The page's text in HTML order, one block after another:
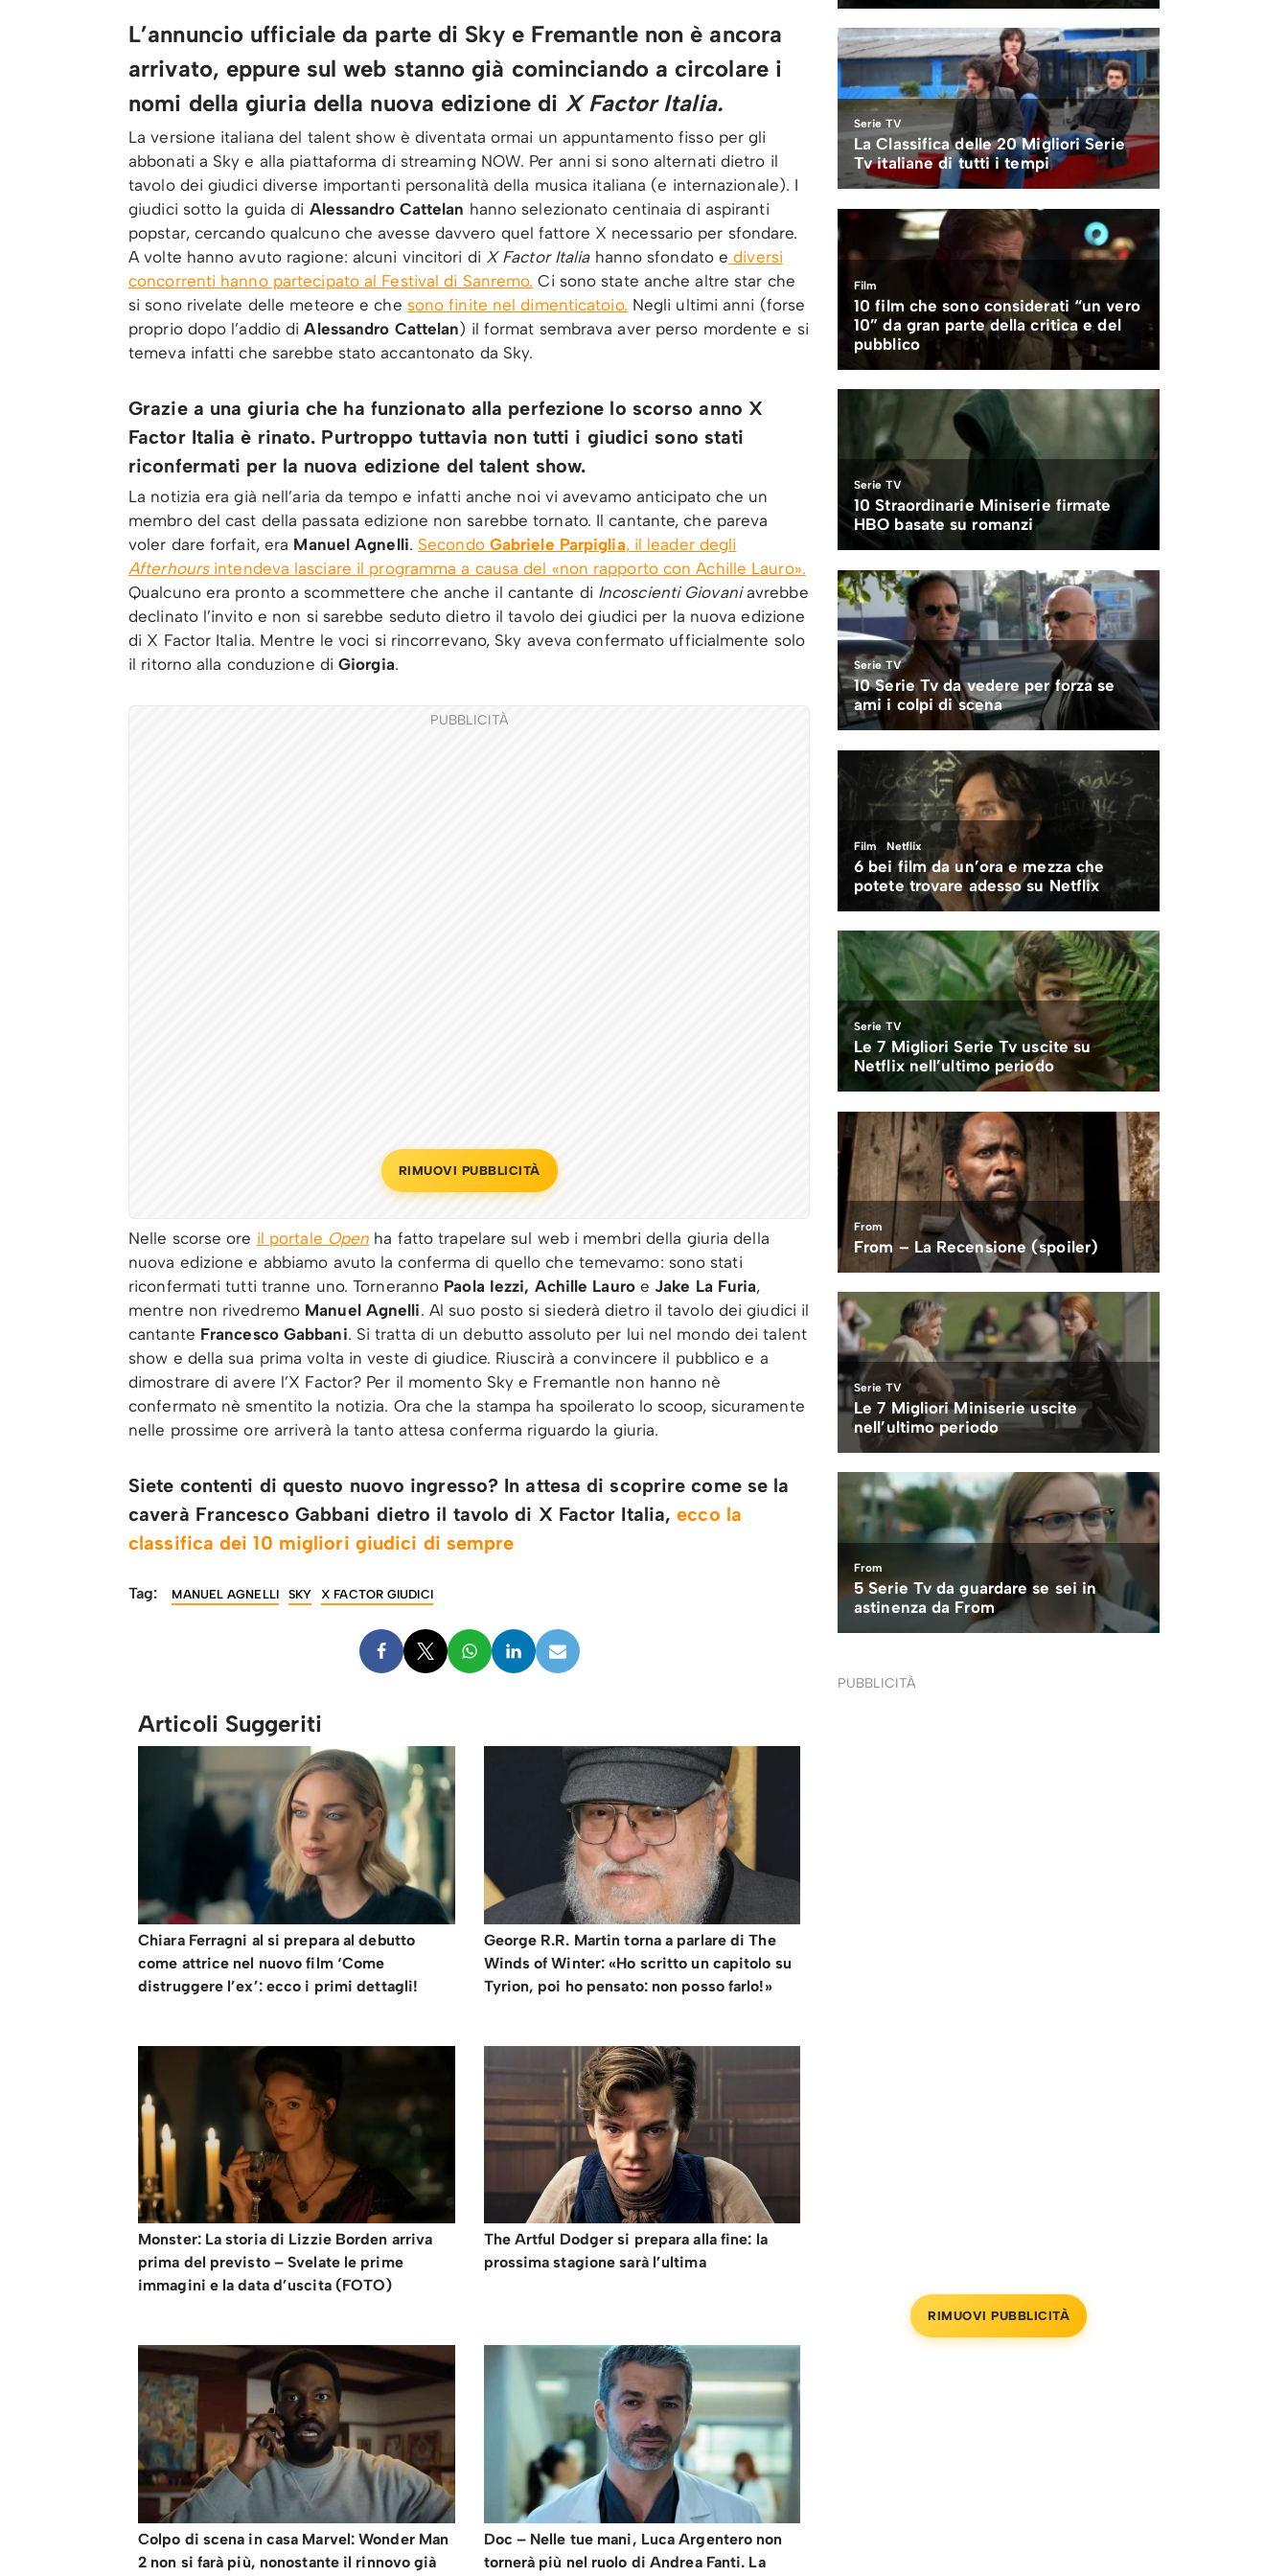
L’annuncio ufficiale da parte di Sky e Fremantle non è ancora
arrivato, eppure sul web stanno già cominciando a circolare i
nomi della giuria della nuova edizione di X Factor Italia.
La versione italiana del talent show è diventata ormai un appuntamento fisso per gli
abbonati a Sky e alla piattaforma di streaming NOW. Per anni si sono alternati dietro il
tavolo dei giudici diverse importanti personalità della musica italiana (e internazionale). I
giudici sotto la guida di Alessandro Cattelan hanno selezionato centinaia di aspiranti
popstar, cercando qualcuno che avesse davvero quel fattore X necessario per sfondare.
A volte hanno avuto ragione: alcuni vincitori di X Factor Italiahanno sfondato e diversi
concorrenti hanno partecipato al Festival di Sanremo. Ci sono state anche altre star che
si sono rivelate delle meteore e che sono finite nel dimenticatoio. Negli ultimi anni (forse
proprio dopo l’addio diAlessandro Cattelan) il format sembrava aver perso mordente e si
temeva infatti che sarebbe stato accantonato da Sky.
Grazie a una giuria che ha funzionato alla perfezione lo scorso anno X
Factor Italia è rinato. Purtroppo tuttavia non tutti i giudici sono stati
riconfermati per la nuova edizione del talent show.
La notizia era già nell’aria da tempo e infatti anche noi vi avevamo anticipato che un
membro del cast della passata edizione non sarebbe tornato. Il cantante, che pareva
voler dare forfait, era Manuel Agnelli. Secondo Gabriele Parpiglia, il leader degli
Afterhoursintendeva lasciare il programma a causa del «non rapporto con Achille Lauro».
Qualcuno era pronto a scommettere che anche il cantante di Incoscienti Giovaniavrebbe
declinato l’invito e non si sarebbe seduto dietro il tavolo dei giudici per la nuova edizione
di X Factor Italia. Mentre le voci si rincorrevano, Sky aveva confermato ufficialmente solo
il ritorno alla conduzione diGiorgia.
PUBBLICITÀ
RIMUOVI PUBBLICITÀ
Nelle scorse ore il portale Open ha fatto trapelare sul web i membri della giuria della
nuova edizione e abbiamo avuto la conferma di quello che temevamo: sono stati
riconfermati tutti tranne uno. Torneranno Paola Iezzi, Achille Lauroe Jake La Furia,
mentre non rivedremo Manuel Agnelli. Al suo posto si siederà dietro il tavolo dei giudici il
cantante Francesco Gabbani. Si tratta di un debutto assoluto per lui nel mondo dei talent
show e della sua prima volta in veste di giudice. Riuscirà a convincere il pubblico e a
dimostrare di avere l’X Factor? Per il momento Sky e Fremantle non hanno nè
confermato nè smentito la notizia. Ora che la stampa ha spoilerato lo scoop, sicuramente
nelle prossime ore arriverà la tanto attesa conferma riguardo la giuria.
Siete contenti di questo nuovo ingresso? In attesa di scoprire come se la
caverà Francesco Gabbani dietro il tavolo di X Factor Italia, ecco la
classifica dei 10 migliori giudici di sempre
Tag: MANUEL AGNELLI SKY X FACTOR GIUDICI
Articoli Suggeriti
Chiara Ferragni al si prepara al debutto
come attrice nel nuovo film ‘Come
distruggere l’ex’: ecco i primi dettagli!
George R.R. Martin torna a parlare di The
Winds of Winter: «Ho scritto un capitolo su
Tyrion, poi ho pensato: non posso farlo!»
Monster: La storia di Lizzie Borden arriva
prima del previsto – Svelate le prime
immagini e la data d’uscita (FOTO)
The Artful Dodger si prepara alla fine: la
prossima stagione sarà l’ultima
Colpo di scena in casa Marvel: Wonder Man
2 non si farà più, nonostante il rinnovo già
Doc – Nelle tue mani, Luca Argentero non
tornerà più nel ruolo di Andrea Fanti. La
PUBBLICITÀ
RIMUOVI PUBBLICITÀ